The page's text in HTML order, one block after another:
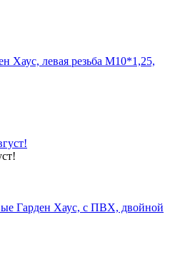
Хаус, левая резьба М10*1,25,
Гарден Хаус, с ПВХ, двойной